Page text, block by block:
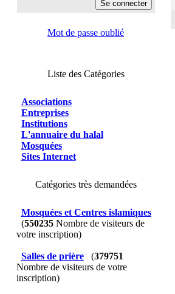
Mot de passe oublié
Liste des Catégories
Associations
Entreprises
Institutions
L'annuaire du halal
Mosquées
Sites Internet
Catégories très demandées
Mosquées et Centres islamiques
(550235Nombre de visiteurs de
votre inscription)
Salles de prière (379751
Nombre de visiteurs de votre
inscription)